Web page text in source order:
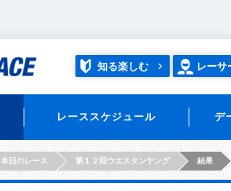
知る楽しむ レーサ
レーススケジュール デ
本日のレース 第１２回ウエスタンヤング 結果